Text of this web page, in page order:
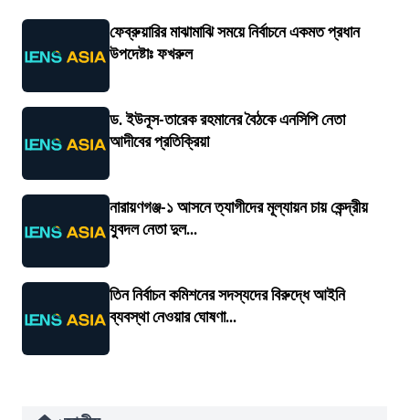
ফেব্রুয়ারির মাঝামাঝি সময়ে নির্বাচনে একমত প্রধান
উপদেষ্টাঃ ফখরুল
ড. ইউনূস-তারেক রহমানের বৈঠকে এনসিপি নেতা
আদীবের প্রতিক্রিয়া
নারায়ণগঞ্জ-১ আসনে ত্যাগীদের মূল্যায়ন চায় কেন্দ্রীয়
যুবদল নেতা দুল...
তিন নির্বাচন কমিশনের সদস্যদের বিরুদ্ধে আইনি
ব্যবস্থা নেওয়ার ঘোষণা...